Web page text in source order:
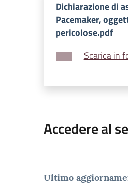
Dichiarazione di
Pacemaker,
pericolose.pdf
Scarica in
Accedere al
Ultimo